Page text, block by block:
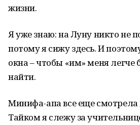
жизни.
Я уже знаю: на Луну никто не
потому я сижу здесь. И
окна – чтобы «им» меня легче
найти.
Минифа-апа все еще смотрела
Тайком я слежу за